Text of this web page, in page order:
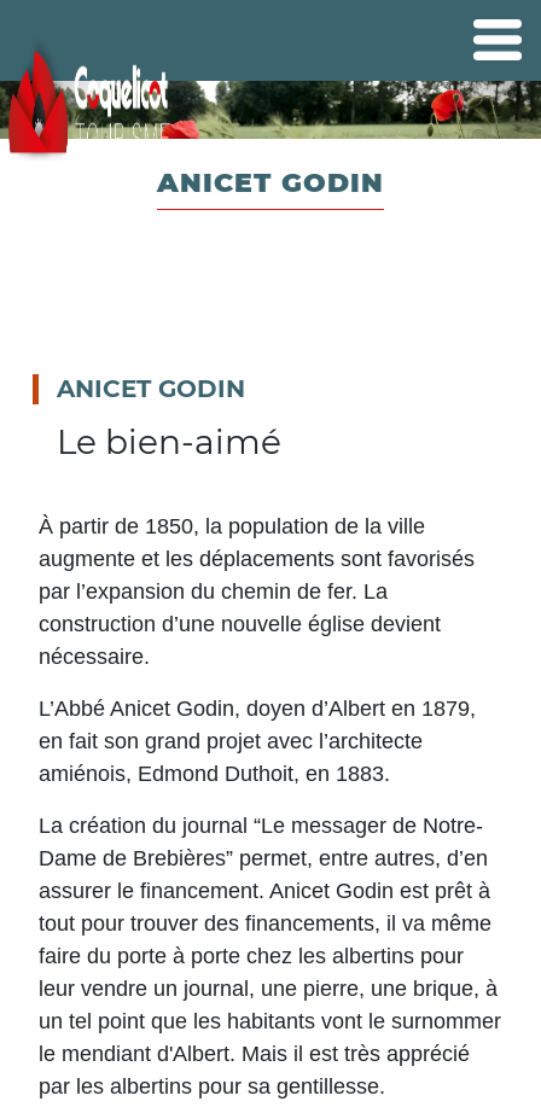
ANICET GODIN
ANICET GODIN
Le bien-aimé
À partir de 1850, la population de la ville
augmente et les déplacements sont favorisés
par l’expansion du chemin de fer. La
construction d’une nouvelle église devient
nécessaire.
L’Abbé Anicet Godin, doyen d’Albert en 1879,
en fait son grand projet avec l’architecte
amiénois, Edmond Duthoit, en 1883.
La création du journal “Le messager de Notre-
Dame de Brebières” permet, entre autres, d’en
assurer le financement. Anicet Godin est prêt à
tout pour trouver des financements, il va même
faire du porte à porte chez les albertins pour
leur vendre un journal, une pierre, une brique, à
un tel point que les habitants vont le surnommer
le mendiant d'Albert. Mais il est très apprécié
par les albertins pour sa gentillesse.